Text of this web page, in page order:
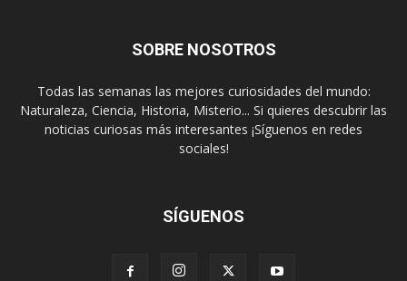
SOBRE NOSOTROS
Todas las semanas las mejores curiosidades del mundo:
Naturaleza, Ciencia, Historia, Misterio... Si quieres descubrir las
noticias curiosas más interesantes ¡Síguenos en redes
sociales!
SÍGUENOS